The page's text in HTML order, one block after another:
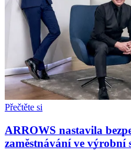
Přečtěte si
ARROWS nastavila
zaměstnávání ve výrobní